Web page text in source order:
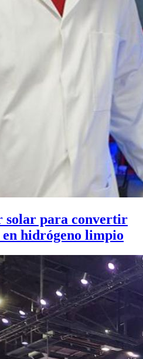
solar para convertir
hidrógeno limpio